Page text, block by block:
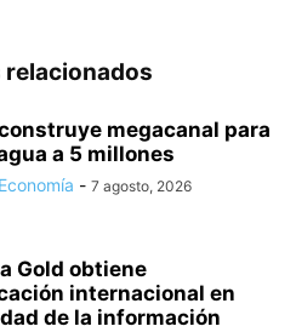
megacanal para
a 5 millones
- 7 agosto, 2026
Gold obtiene
internacional en
de la información